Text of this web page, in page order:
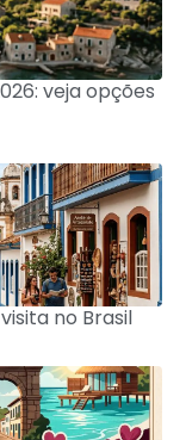
veja opções
no Brasil